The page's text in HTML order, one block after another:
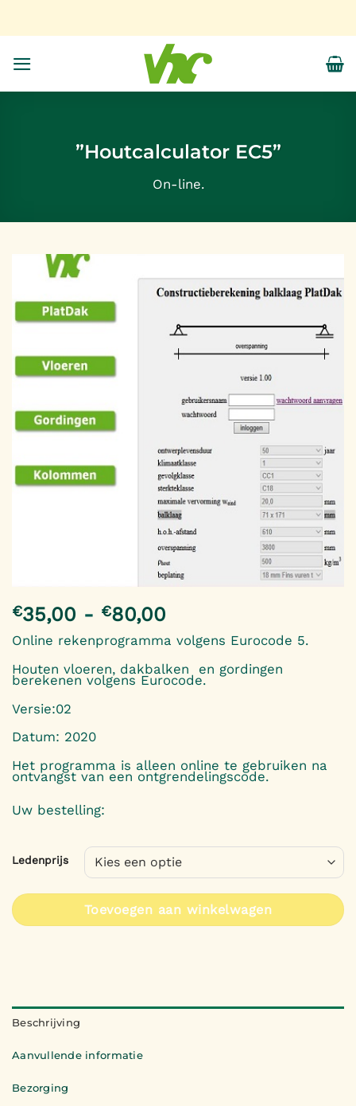
”Houtcalculator EC5”
On-line.
€35,00 - €80,00
€35,00
tot
€80,00
Online rekenprogramma volgens Eurocode 5.
Houten vloeren, dakbalken en gordingen
berekenen volgens Eurocode.
Versie:02
Datum: 2020
Het programma is alleen online te gebruiken na
ontvangst van een ontgrendelingscode.
Uw bestelling:
Ledenprijs
Toevoegen aan winkelwagen
Beschrijving
Aanvullende informatie
Bezorging